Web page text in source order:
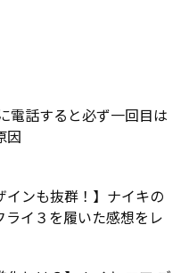
電話すると必ず一回目は
因
インも抜群！】ナイキの
イ３を履いた感想をレ